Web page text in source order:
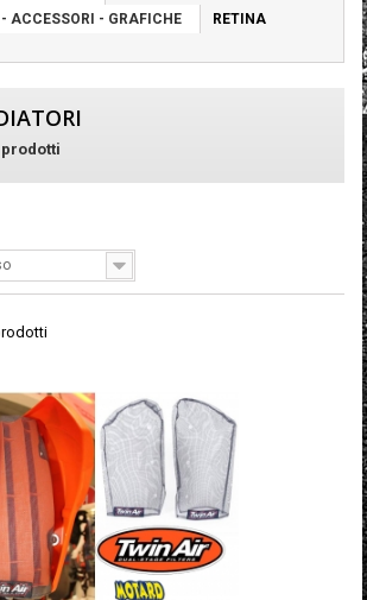
ACCESSORI - GRAFICHE
RETINA
prodotti